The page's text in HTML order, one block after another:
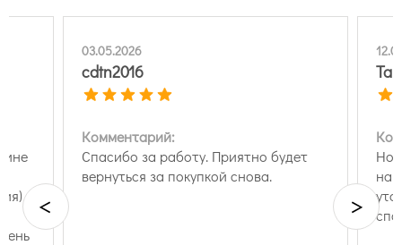
03.05.2026
cdtn2016
Комментарий:
Спасибо за работу. Приятно будет
вернуться за покупкой снова.
на
< >